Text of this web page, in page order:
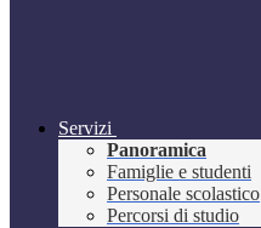
Servizi
Panoramica
Famiglie e studenti
Personale scolastico
Percorsi di studio